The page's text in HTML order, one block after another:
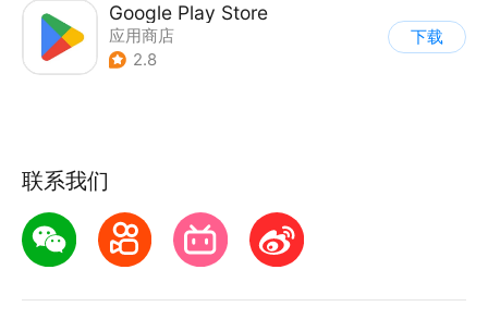
Google Play Store
应用商店
2.8
下载
联系我们